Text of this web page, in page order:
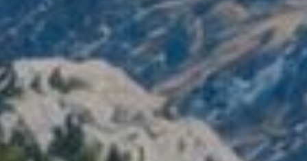
Modificar cookies